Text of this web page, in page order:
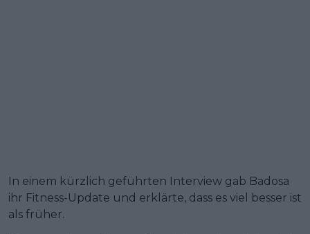
In einem kürzlich geführten Interview gab Badosa
ihr Fitness-Update und erklärte, dass es viel besser ist
als früher.